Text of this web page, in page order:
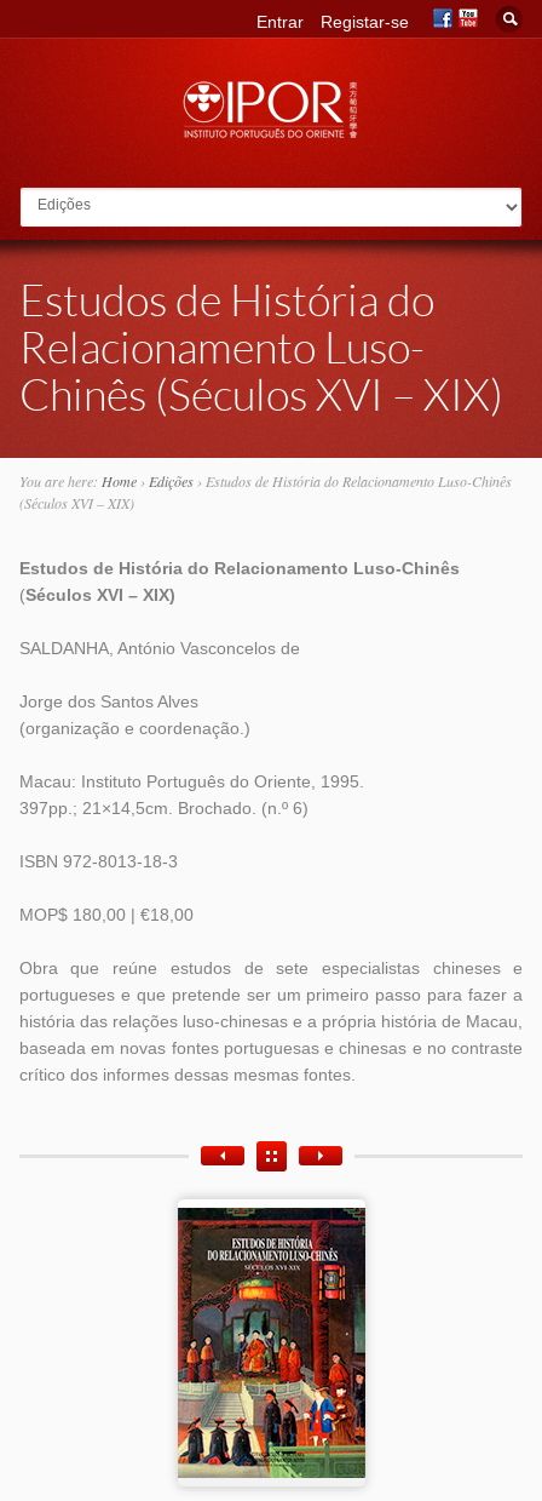
Go to:
Entrar Registar-se
Estudos de História do
Relacionamento Luso-
Chinês (Séculos XVI – XIX)
You are here: Home› Edições› Estudos de História do Relacionamento Luso-Chinês
(Séculos XVI – XIX)
Estudos de História do Relacionamento Luso-Chinês
(Séculos XVI – XIX)
SALDANHA, António Vasconcelos de
Jorge dos Santos Alves
(organização e coordenação.)
Macau: Instituto Português do Oriente, 1995.
397pp.; 21×14,5cm. Brochado. (n.º 6)
ISBN 972-8013-18-3
MOP$ 180,00 | €18,00
Obra que reúne estudos de sete especialistas chineses e
portugueses e que pretende ser um primeiro passo para fazer a
história das relações luso-chinesas e a própria história de Macau,
baseada em novas fontes portuguesas e chinesas e no contraste
crítico dos informes dessas mesmas fontes.